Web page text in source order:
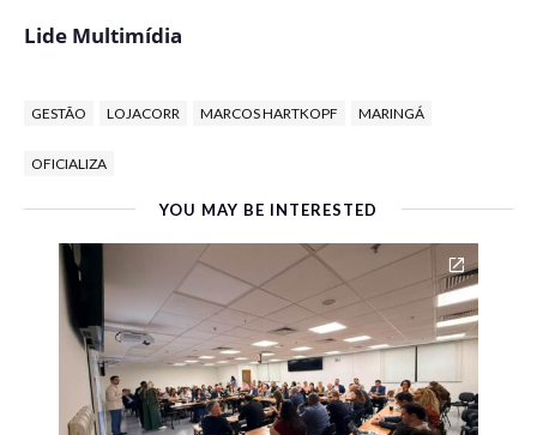
Lide Multimídia
GESTÃO LOJACORR MARCOS HARTKOPF MARINGÁ
OFICIALIZA
YOU MAY BE INTERESTED